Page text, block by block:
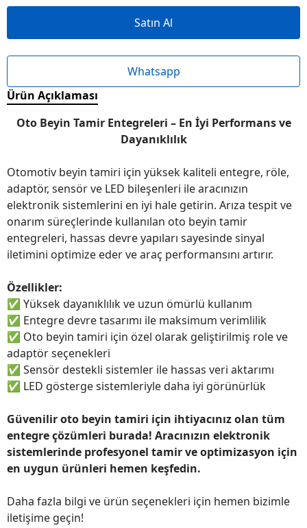
Satın Al
Whatsapp
Ürün Açıklaması
Oto Beyin Tamir Entegreleri – En İyi Performans ve
Dayanıklılık
Otomotiv beyin tamiri için yüksek kaliteli entegre, röle,
adaptör, sensör ve LED bileşenleri ile aracınızın
elektronik sistemlerini en iyi hale getirin. Arıza tespit ve
onarım süreçlerinde kullanılan oto beyin tamir
entegreleri, hassas devre yapıları sayesinde sinyal
iletimini optimize eder ve araç performansını artırır.
Özellikler:
✅ Yüksek dayanıklılık ve uzun ömürlü kullanım
✅ Entegre devre tasarımı ile maksimum verimlilik
✅ Oto beyin tamiri için özel olarak geliştirilmiş role ve
adaptör seçenekleri
✅ Sensör destekli sistemler ile hassas veri aktarımı
✅ LED gösterge sistemleriyle daha iyi görünürlük
Güvenilir oto beyin tamiri için ihtiyacınız olan tüm
entegre çözümleri burada! Aracınızın elektronik
sistemlerinde profesyonel tamir ve optimizasyon için
en uygun ürünleri hemen keşfedin.
Daha fazla bilgi ve ürün seçenekleri için hemen bizimle
iletişime geçin!